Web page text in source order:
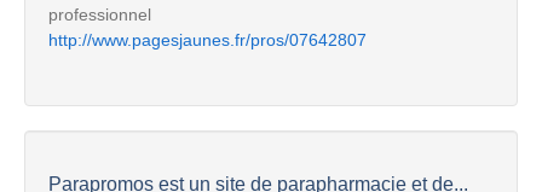
professionnel
http://www.pagesjaunes.fr/pros/07642807
Parapromos est un site de parapharmacie et de...